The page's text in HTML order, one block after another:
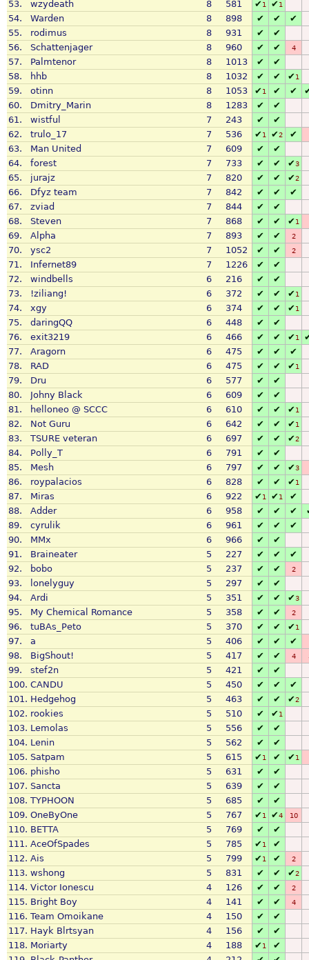
53.
wzydeath 8 581 ✔1 ✔1
54. Warden 8 898 ✔ ✔
✔
55.
rodimus 8 931 ✔
✔
56.
Schattenjager 8 960 ✔ ✔ 4
57. Palmtenor 8 1013 ✔
✔
58.
hhb 8 1032 ✔ ✔ ✔1
59. otinn 8 1053 ✔1 ✔ ✔
60.
Dmitry_Marin 8 1283 ✔
✔
61.
wistful 7 243 ✔
✔
62.
trulo_17 7 536 ✔1 ✔2 ✔
63. Man United 7 609 ✔
✔
64.
forest 7 733 ✔ ✔ ✔3
65. jurajz 7 820 ✔ ✔ ✔2
66. Dfyz team 7 842 ✔ ✔
✔
67.
zviad 7 844 ✔
✔
68.
Steven 7 868 ✔ ✔ ✔1
69. Alpha 7 893 ✔ ✔ 2
70. ysc2 7 1052 ✔ ✔ 2
71. Infernet89 7 1226 ✔
✔
72.
windbells 6 216 ✔
✔
73.
!ziliang! 6 372 ✔ ✔ ✔1
74. xgy 6 374 ✔ ✔ ✔1
75. daringQQ 6 448 ✔
✔
76.
exit3219 6 466 ✔ ✔ ✔1
77.
Aragorn 6 475 ✔ ✔
✔
78.
RAD 6 475 ✔ ✔ ✔1
79. Dru 6 577 ✔
✔
80.
Johny Black 6 609 ✔
✔
81.
helloneo @ SCCC 6 610 ✔ ✔ ✔1
82. Not Guru 6 642 ✔ ✔ ✔1
83. TSURE veteran 6 697 ✔ ✔ ✔2
84. Polly_T 6 791 ✔
✔
85.
Mesh 6 797 ✔ ✔ ✔3
86. roypalacios 6 828 ✔ ✔ ✔1
87. Miras 6 922 ✔1 ✔1
✔
88.
Adder 6 958 ✔ ✔ ✔
89.
cyrulik 6 961 ✔ ✔
✔
90.
MMx 6 966 ✔
✔
91.
Braineater 5 227 ✔ ✔
✔
92.
bobo 5 237 ✔ ✔ 2
93. lonelyguy 5 297 ✔
✔
94.
Ardi 5 351 ✔ ✔ ✔3
95. My Chemical Romance 5 358 ✔ ✔ 2
96. tuBAs_Peto 5 370 ✔ ✔ ✔1
97. a 5 406 ✔ ✔ ✔
98. BigShout! 5 417 ✔ ✔ 4
99. stef2n 5 421 ✔
✔
100. CANDU 5 450 ✔ ✔
✔
101. Hedgehog 5 463 ✔ ✔ ✔2
102. rookies 5 510 ✔ ✔1
103. Lemolas 5 556 ✔
✔
104. Lenin 5 562 ✔
✔
105. Satpam 5 615 ✔1 ✔ ✔1
106. phisho 5 631 ✔
✔
107. Sancta 5 639 ✔
✔
108. TYPHOON 5 685 ✔
✔
109. OneByOne 5 767 ✔1 ✔4 10
110. BETTA 5 769 ✔
✔
111. AceOfSpades 5 785 ✔1
✔
112. Ais 5 799 ✔1 ✔ 2
113. wshong 5 831 ✔ ✔ ✔2
114. Victor Ionescu 4 126 ✔ ✔ 2
115. Bright Boy 4 141 ✔ ✔ 4
116. Team Omoikane 4 150 ✔
✔
117. Hayk Blrtsyan 4 156 ✔
✔
118. Moriarty 4 188 ✔1
✔